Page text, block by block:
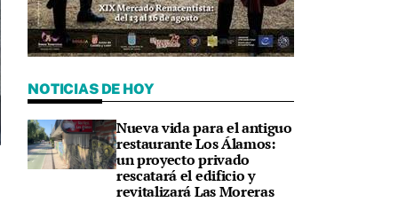
NOTICIAS DE HOY
Nueva vida para el antiguo
restaurante Los Álamos:
un proyecto privado
rescatará el edificio y
revitalizará Las Moreras